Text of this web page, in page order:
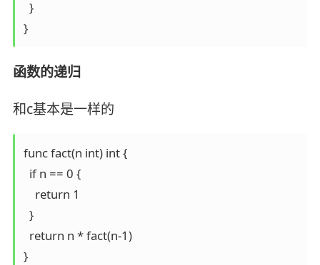
  }
}
函数的递归
和c基本是一样的
func fact(n int) int {
  if n == 0 {
    return 1
  }
  return n * fact(n-1)
}